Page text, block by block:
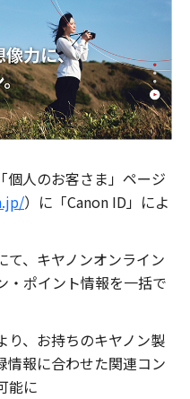
個人のお客さま」ページ
）に「Canon ID」によ
て、キヤノンオンライン
・ポイント情報を一括で
り、お持ちのキヤノン製
情報に合わせた関連コン
能に